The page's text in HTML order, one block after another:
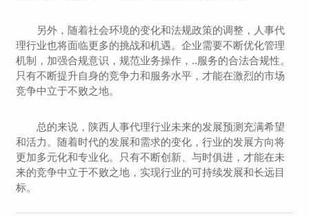
另外，随着社会环境的变化和法规政策的调整，人事代
理行业也将面临更多的挑战和机遇。企业需要不断优化管理
机制，加强合规意识，规范业务操作，..服务的合法合规性。
只有不断提升自身的竞争力和服务水平，才能在激烈的市场
竞争中立于不败之地。
总的来说，陕西人事代理行业未来的发展预测充满希望
和活力。随着时代的发展和需求的变化，行业的发展方向将
更加多元化和专业化。只有不断创新、与时俱进，才能在未
来的竞争中立于不败之地，实现行业的可持续发展和长远目
标。